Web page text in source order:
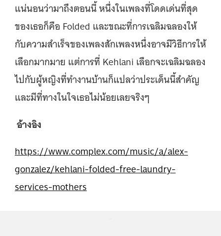
แน่นอนว่ามาถึงตอนนี้ หนึ่งในเพลงที่โดดเด่นที่สุด
ของเธอก็คือ Folded และขณะที่การเฉลิมฉลองให้
กับความสำเร็จของเพลงสักเพลงหนึ่งอาจมีวิธีการให้
เลือกมากมาย แต่การที่ Kehlani เลือกจะเฉลิมฉลอง
ไปกับผู้หญิงที่ทำงานบ้านก็แปลว่าประเด็นนี้สำคัญ
และมีที่ทางในใจเธอไม่น้อยเลยจริงๆ
อ้างอิง
https://www.complex.com/music/a/alex-
gonzalez/kehlani-folded-free-laundry-
services-mothers